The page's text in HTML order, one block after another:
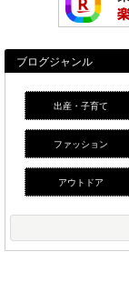
ブログジャンル
出産・子育て
ファッション
アウトドア